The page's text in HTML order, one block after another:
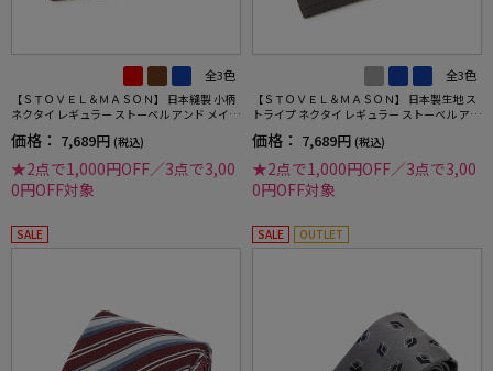
全3色
【ＳＴＯＶＥＬ＆ＭＡＳＯＮ】 日本縫製 小柄
ネクタイ レギュラー ストーベル アンド メイソ
ン 春夏
価格： 7,689円 (税込)
★2点で1,000円OFF／3点で3,00
0円OFF対象
全3色
【ＳＴＯＶＥＬ＆ＭＡＳＯＮ】 日本製生地 ス
トライプ ネクタイ レギュラー ストーベル アン
ド メイソン 春夏
価格： 7,689円 (税込)
★2点で1,000円OFF／3点で3,00
0円OFF対象
SALE SALE OUTLET